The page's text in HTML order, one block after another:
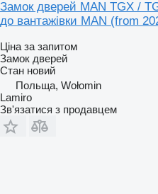
Замок дверей MAN TGX /
до вантажівки MAN (from
Ціна за запитом
Замок дверей
Стан новий
Польща, Wołomin
Lamiro
Зв'язатися з продавцем